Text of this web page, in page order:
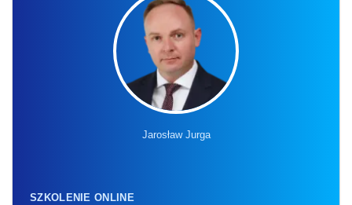
Jarosław Jurga
SZKOLENIE ONLINE